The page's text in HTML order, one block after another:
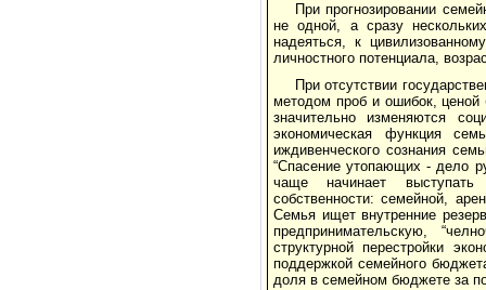
При прогнозировании
не одной, а сразу
надеяться, к
личностного потенциала,
При отсутствии
методом проб и ошибок,
значительно изменяются
экономическая функция
иждивенческого сознания
“Спасение утопающих - дело
чаще начинает выступать
собственности: семейной,
Семья ищет внутренние
предпринимательскую,
структурной перестройки
поддержкой семейного
доля в семейном бюджете за